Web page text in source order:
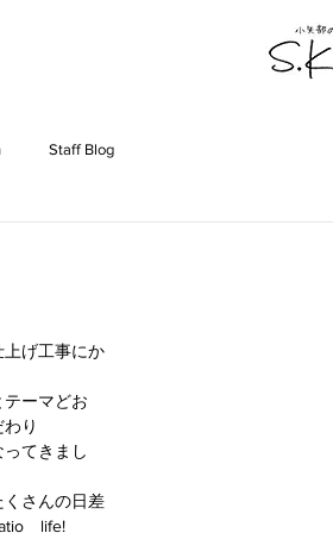
Staff Blog
げ工事にか
テーマどお
り
てきまし
さんの日差
　life!